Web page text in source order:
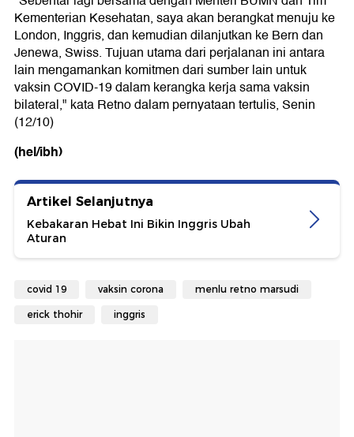
Kementerian Kesehatan, saya akan berangkat menuju ke
London, Inggris, dan kemudian dilanjutkan ke Bern dan
Jenewa, Swiss. Tujuan utama dari perjalanan ini antara
lain mengamankan komitmen dari sumber lain untuk
vaksin COVID-19 dalam kerangka kerja sama vaksin
bilateral," kata Retno dalam pernyataan tertulis, Senin
(12/10)
(hel/ibh)
Artikel Selanjutnya
Kebakaran Hebat Ini Bikin Inggris Ubah
Aturan
covid 19 vaksin corona menlu retno marsudi
erick thohir inggris